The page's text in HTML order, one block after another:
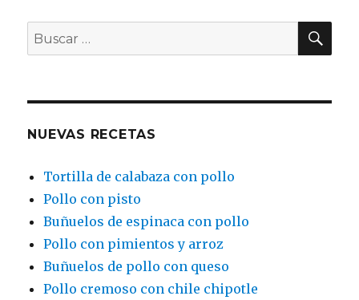
Buscar
por:
NUEVAS RECETAS
Tortilla de calabaza con pollo
Pollo con pisto
Buñuelos de espinaca con pollo
Pollo con pimientos y arroz
Buñuelos de pollo con queso
Pollo cremoso con chile chipotle